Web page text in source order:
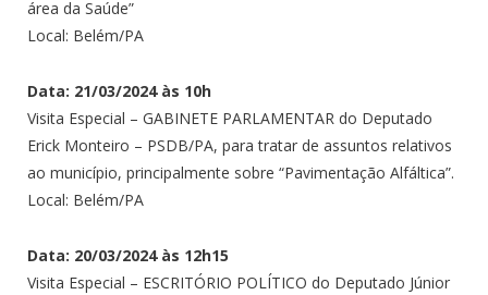
área da Saúde”
Local: Belém/PA
Data: 21/03/2024 às 10h
Visita Especial – GABINETE PARLAMENTAR do Deputado
Erick Monteiro – PSDB/PA, para tratar de assuntos relativos
ao município, principalmente sobre “Pavimentação Alfáltica”.
Local: Belém/PA
Data: 20/03/2024 às 12h15
Visita Especial – ESCRITÓRIO POLÍTICO do Deputado Júnior